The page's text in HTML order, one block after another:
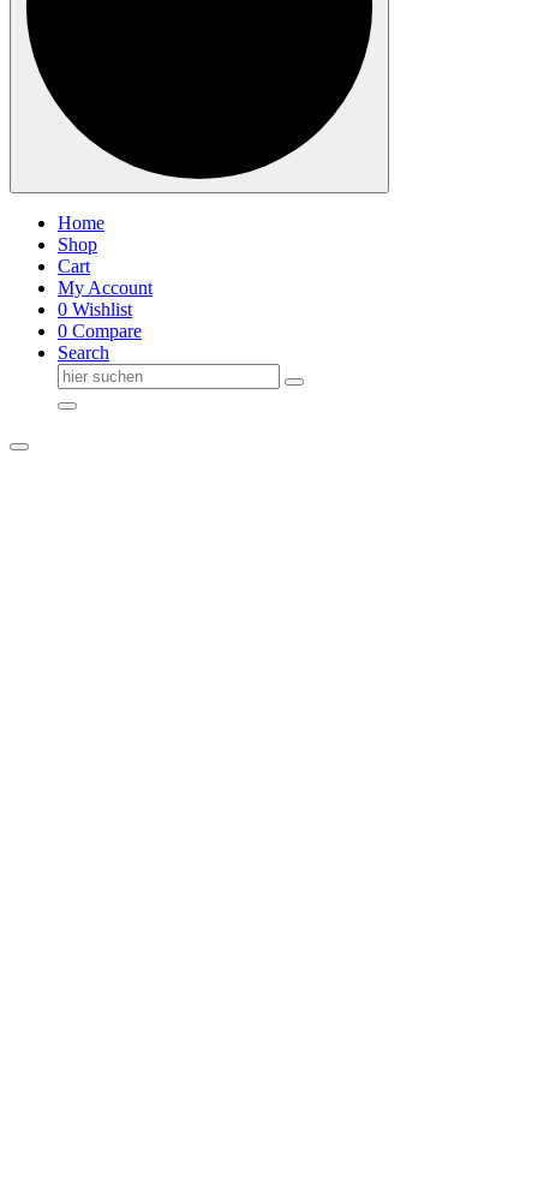
Home
Shop
Cart
My Account
0 Wishlist
0 Compare
Search
Suche
nach: